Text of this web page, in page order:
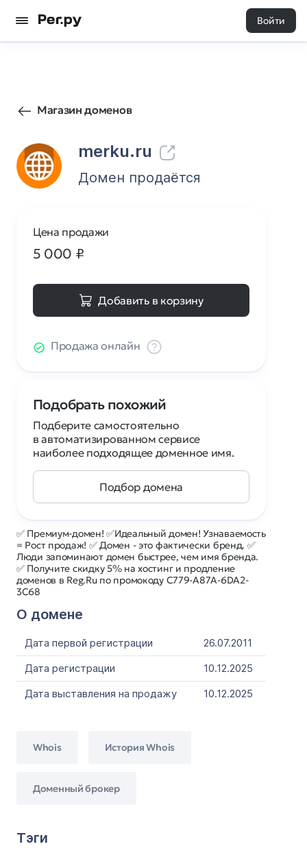
Войти
Магазин доменов
merku.ru
111 0
Домен продаётся
✅ Премиум-домен! ✅Идеальный домен! Узнаваемость
= Рост продаж! ✅ Домен - это фактически бренд. ✅
Люди запоминают домен быстрее, чем имя бренда.
✅ Получите скидку 5% на хостинг и продление
доменов в Reg.Ru по промокоду C779-A87A-6DA2-
3C68
О домене
Дата первой регистрации
26.07.2011
Дата регистрации
10.12.2025
Дата выставления на продажу
10.12.2025
Whois История Whois
Доменный брокер
Тэги
Цена продажи
5 000 ₽
Добавить в корзину
Продажа онлайн
Подобрать похожий
Подберите самостоятельно
в автоматизированном сервисе
наиболее подходящее доменное имя.
Подбор домена